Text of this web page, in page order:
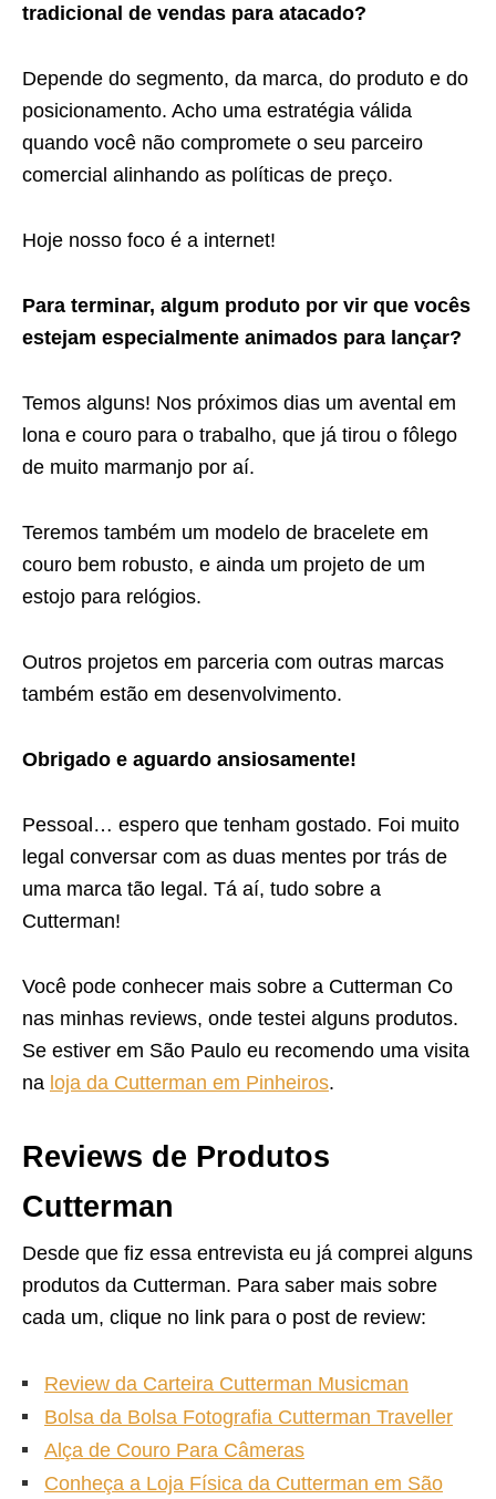
tradicional de vendas para atacado?
Depende do segmento, da marca, do produto e do
posicionamento. Acho uma estratégia válida
quando você não compromete o seu parceiro
comercial alinhando as políticas de preço.
Hoje nosso foco é a internet!
Para terminar, algum produto por vir que vocês
estejam especialmente animados para lançar?
Temos alguns! Nos próximos dias um avental em
lona e couro para o trabalho, que já tirou o fôlego
de muito marmanjo por aí.
Teremos também um modelo de bracelete em
couro bem robusto, e ainda um projeto de um
estojo para relógios.
Outros projetos em parceria com outras marcas
também estão em desenvolvimento.
Obrigado e aguardo ansiosamente!
Pessoal… espero que tenham gostado. Foi muito
legal conversar com as duas mentes por trás de
uma marca tão legal. Tá aí, tudo sobre a
Cutterman!
Você pode conhecer mais sobre a Cutterman Co
nas minhas reviews, onde testei alguns produtos.
Se estiver em São Paulo eu recomendo uma visita
na loja da Cutterman em Pinheiros.
Reviews de Produtos
Cutterman
Desde que fiz essa entrevista eu já comprei alguns
produtos da Cutterman. Para saber mais sobre
cada um, clique no link para o post de review:
Review da Carteira Cutterman Musicman
Bolsa da Bolsa Fotografia Cutterman Traveller
Alça de Couro Para Câmeras
Conheça a Loja Física da Cutterman em São